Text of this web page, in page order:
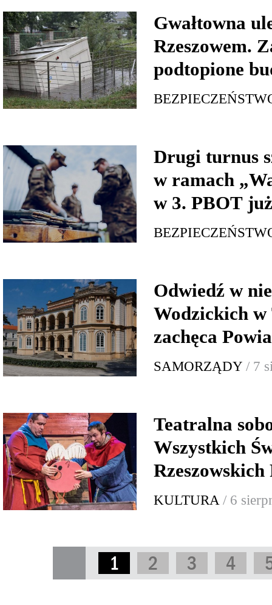
Gwałtowna
Rzeszowem.
podtopione
Drugi turnus
w ramach
w 3. PBOT
Odwiedź w
Wodzickich w
zachęca
SAMORZĄDY / 7
Teatralna
Wszystkich
KULTURA / 6
1 2 3 4